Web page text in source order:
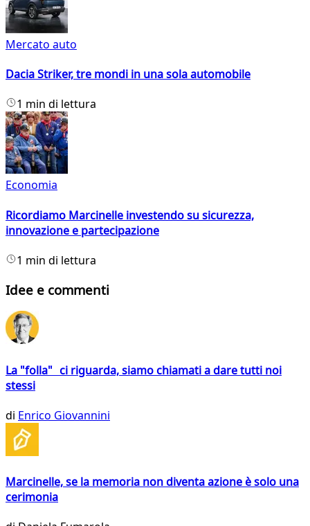
Mercato auto
Dacia Striker, tre mondi in una sola automobile
1 min di lettura
Economia
Ricordiamo Marcinelle investendo su sicurezza,
innovazione e partecipazione
1 min di lettura
Idee e commenti
La "folla" ci riguarda, siamo chiamati a dare tutti noi
stessi
di Enrico Giovannini
Marcinelle, se la memoria non diventa azione è solo una
cerimonia